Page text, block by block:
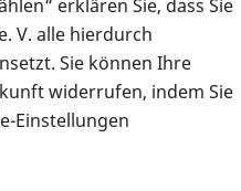
erklären Sie, dass Sie
V. alle hierdurch
Sie können Ihre
widerrufen, indem Sie
Einstellungen